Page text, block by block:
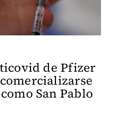
de Pfizer
San Pablo